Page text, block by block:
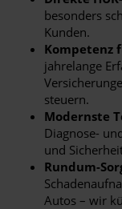
besonders
Kunden.
Kompetenz
jahrelange
steuern.
Modernste
Diagnose-
und
Rundum-
Autos – wir